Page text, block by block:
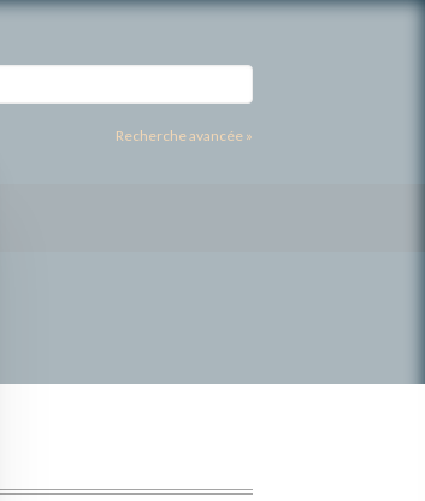
Recherche avancée »